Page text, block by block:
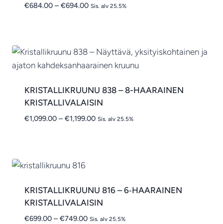
€684.00 – €694.00Hintaluokka:
Sis. alv 25.5%
KRISTALLIKRUUNU 838 – 8-HAARAINEN
KRISTALLIVALAISIN
€1,099.00 – €1,199.00Hintaluokka:
Sis. alv 25.5%
KRISTALLIKRUUNU 816 – 6‑HAARAINEN
KRISTALLIVALAISIN
€699.00 – €749.00Hintaluokka:
Sis. alv 25.5%